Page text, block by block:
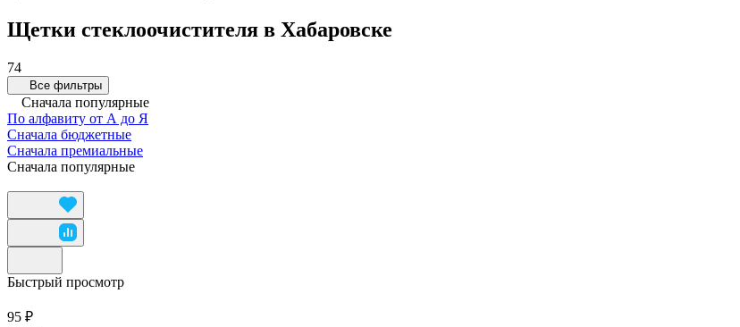
Щетки стеклоочистителя в Хабаровске
74
Все фильтры
Сначала популярные
По алфавиту от А до Я
Сначала бюджетные
Сначала премиальные
Сначала популярные
Быстрый просмотр
95 ₽